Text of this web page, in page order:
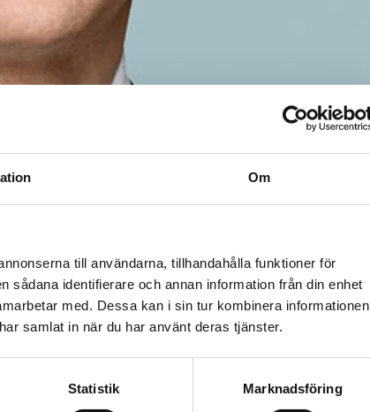
Om
till användarna, tillhandahålla funktioner för
identifierare och annan information från din enhet
med. Dessa kan i sin tur kombinera informationen
samlat in när du har använt deras tjänster.
Statistik Marknadsföring